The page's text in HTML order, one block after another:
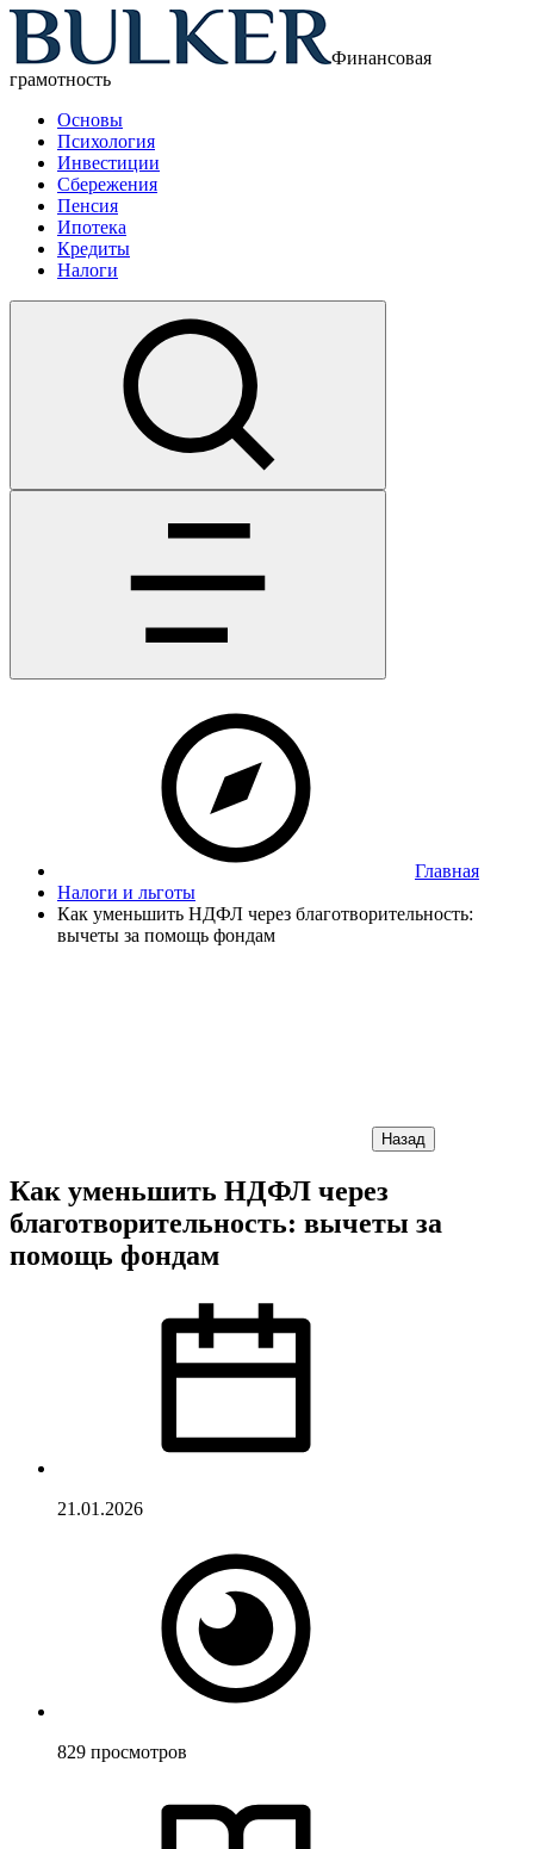
Финансовая
грамотность
Основы
Психология
Инвестиции
Сбережения
Пенсия
Ипотека
Кредиты
Налоги
Главная
Налоги и льготы
Как уменьшить НДФЛ через благотворительность:
вычеты за помощь фондам
Назад
Как уменьшить НДФЛ через
благотворительность: вычеты за
помощь фондам
21.01.2026
829 просмотров